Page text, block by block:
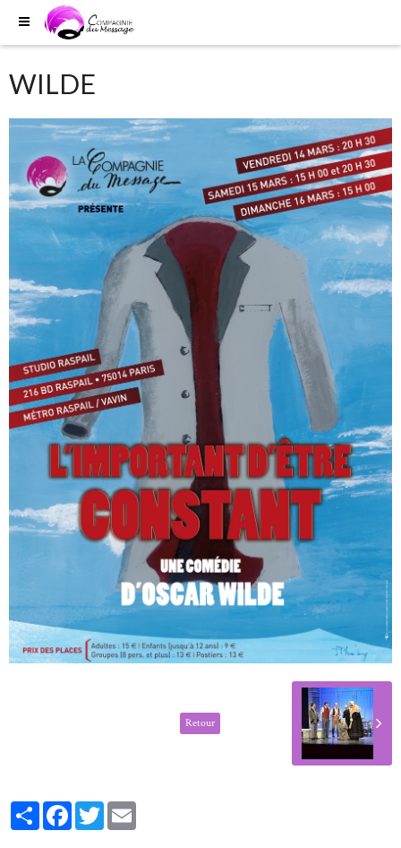
WILDE
Retour
PartagerFacebookTwitter